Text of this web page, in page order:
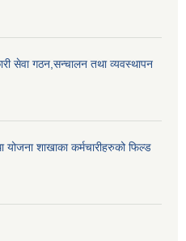
सेवा गठन,सन्चालन तथा व्यवस्थापन
योजना शाखाका कर्मचारीहरुको फिल्ड